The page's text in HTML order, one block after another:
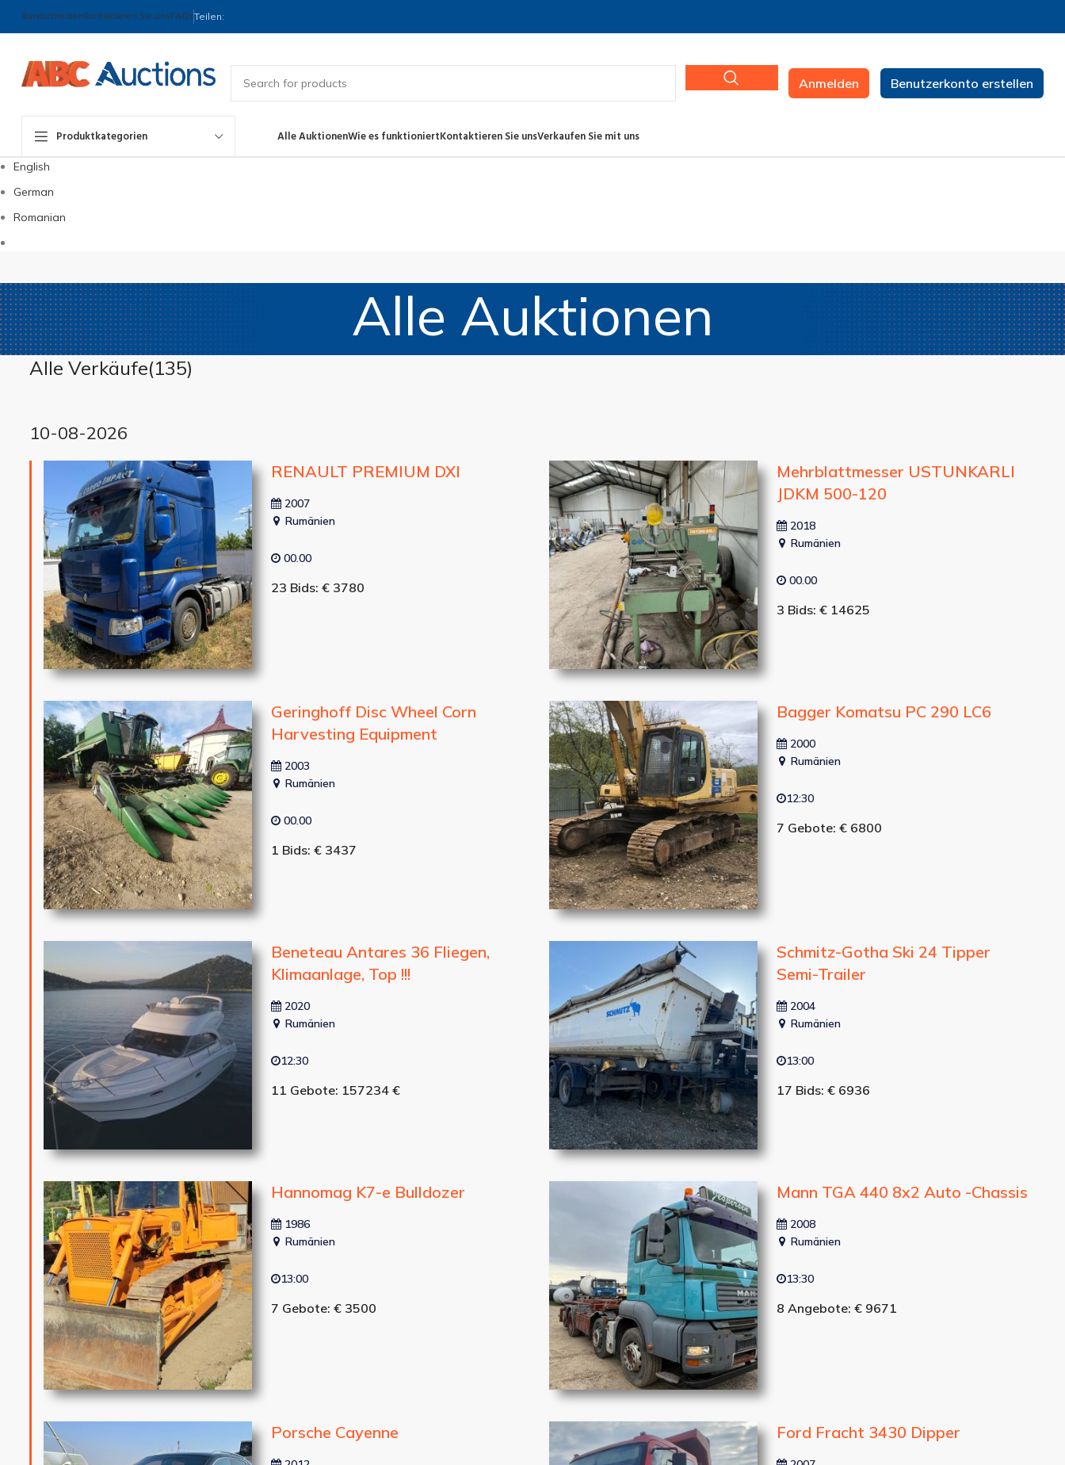
RundschreibenKontaktieren Sie unsFAQsTeilen:
Anmelden Benutzerkonto erstellen
Produktkategorien Alle AuktionenWie es funktioniertKontaktieren Sie unsVerkaufen Sie mit uns
English
German
Romanian
Alle Auktionen
Alle Verkäufe(135)
10-08-2026
RENAULT PREMIUM DXI
2007
Rumänien
00.00
23 Bids: € 3780
Mehrblattmesser USTUNKARLI
JDKM 500-120
2018
Rumänien
00.00
3 Bids: € 14625
Geringhoff Disc Wheel Corn
Harvesting Equipment
2003
Rumänien
00.00
1 Bids: € 3437
Bagger Komatsu PC 290 LC6
2000
Rumänien
12:30
7 Gebote: € 6800
Beneteau Antares 36 Fliegen,
Klimaanlage, Top !!!
2020
Rumänien
12:30
11 Gebote: 157234 €
Schmitz-Gotha Ski 24 Tipper
Semi-Trailer
2004
Rumänien
13:00
17 Bids: € 6936
Hannomag K7-e Bulldozer
1986
Rumänien
13:00
7 Gebote: € 3500
Mann TGA 440 8x2 Auto -Chassis
2008
Rumänien
13:30
8 Angebote: € 9671
Porsche Cayenne Ford Fracht 3430 Dipper